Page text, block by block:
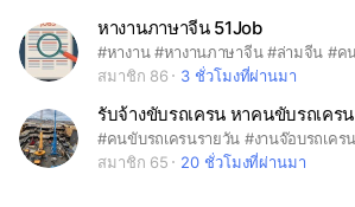
หางานภาษาจีน 51Job
สมาชิก 86
3 ชั่วโมงที่ผ่านมา
รับจ้างขับรถเครน หาคนขับรถเครน
สมาชิก 65
20 ชั่วโมงที่ผ่านมา